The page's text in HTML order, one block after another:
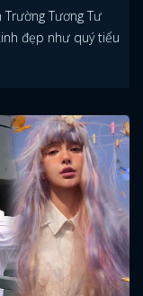
Tương Tư
đẹp như quý tiểu